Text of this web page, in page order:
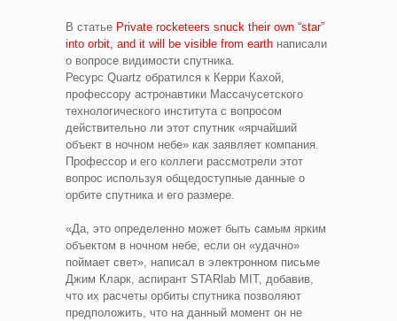
В статье Private rocketeers snuck their own “star”
into orbit, and it will be visible from earth написали
о вопросе видимости спутника.
Ресурс Quartz обратился к Керри Кахой,
профессору астронавтики Массачусетского
технологического института с вопросом
действительно ли этот спутник «ярчайший
объект в ночном небе» как заявляет компания.
Профессор и его коллеги рассмотрели этот
вопрос используя общедоступные данные о
орбите спутника и его размере.
«Да, это определенно может быть самым ярким
объектом в ночном небе, если он «удачно»
поймает свет», написал в электронном письме
Джим Кларк, аспирант STARlab MIT, добавив,
что их расчеты орбиты спутника позволяют
предположить, что на данный момент он не